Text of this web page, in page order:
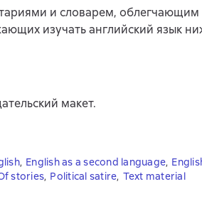
и словарем, облегчающим
изучать английский язык
макет.
, English as a second language,
stories, Political satire, Text material